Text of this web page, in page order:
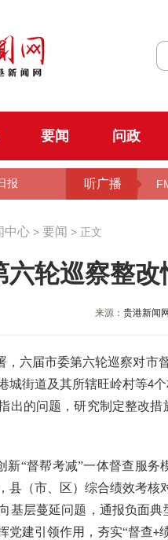
要闻 问政
报 听广播
中心 > 要闻 > 正文
六轮巡察整改
来源：贵港新闻
，六届市委第六轮巡察对市
城街道及其所辖旺岭村等4
出的问题，研究制定整改
新“督帮考减”一体督查服
县（市、区）综合绩效考核
基层蔓延问题，通报负面典
党建引领作用，夯实“督查+